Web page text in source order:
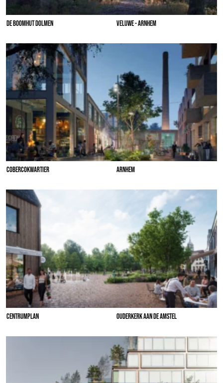
DE BOOMHUT DOLMEN VELUWE - ARNHEM
COBERCOKWARTIER ARNHEM
CENTRUMPLAN OUDERKERK AAN DE AMSTEL